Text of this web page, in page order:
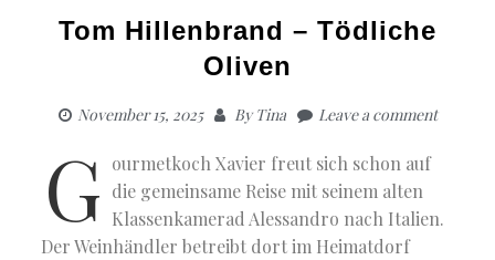
Tom Hillenbrand – Tödliche
Oliven
November 15, 2025 ByTina Leave a comment
G ourmetkoch Xavier freut sich schon auf
die gemeinsame Reise mit seinem alten
Klassenkamerad Alessandro nach Italien.
Der Weinhändler betreibt dort im Heimatdorf